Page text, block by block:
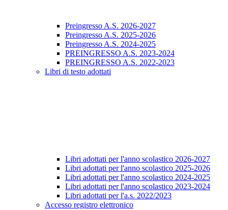
Preingresso A.S. 2026-2027
Preingresso A.S. 2025-2026
Preingresso A.S. 2024-2025
PREINGRESSO A.S. 2023-2024
PREINGRESSO A.S. 2022-2023
Libri di testo adottati
Libri adottati per l'anno scolastico 2026-2027
Libri adottati per l'anno scolastico 2025-2026
Libri adottati per l'anno scolastico 2024-2025
Libri adottati per l'anno scolastico 2023-2024
Libri adottati per l'a.s. 2022/2023
Accesso registro elettronico